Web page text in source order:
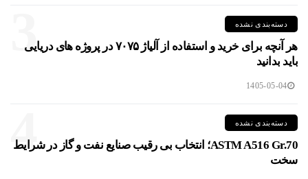
3 دسته‌بندی نشده
هر آنچه برای خرید و استفاده از آلیاژ ۷۰۷۵ در پروژه های دریایی
باید بدانید
1405-05-04
4 دسته‌بندی نشده
ASTM A516 Gr.70؛ انتخاب بی رقیب صنایع نفت و گاز در شرایط
سخت